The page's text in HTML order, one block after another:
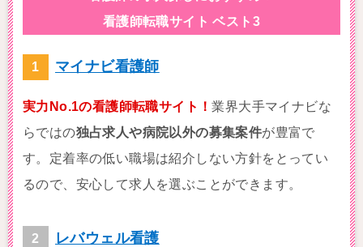
看護師転職サイト ベスト3
マイナビ看護師
実力No.1の看護師転職サイト！業界大手マイナビな
らではの独占求人や病院以外の募集案件が豊富で
す。定着率の低い職場は紹介しない方針をとってい
るので、安心して求人を選ぶことができます。
レバウェル看護